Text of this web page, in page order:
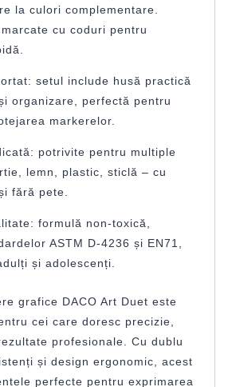
la culori complementare.
cu coduri pentru
setul include husă practică
organizare, perfectă pentru
markerelor.
potrivite pentru multiple
lemn, plastic, sticlă – cu
fără pete.
formulă non-toxică,
ASTM D-4236 și EN71,
și adolescenți.
grafice DACO Art Duet este
cei care doresc precizie,
profesionale. Cu dublu
și design ergonomic, acest
perfecte pentru exprimarea